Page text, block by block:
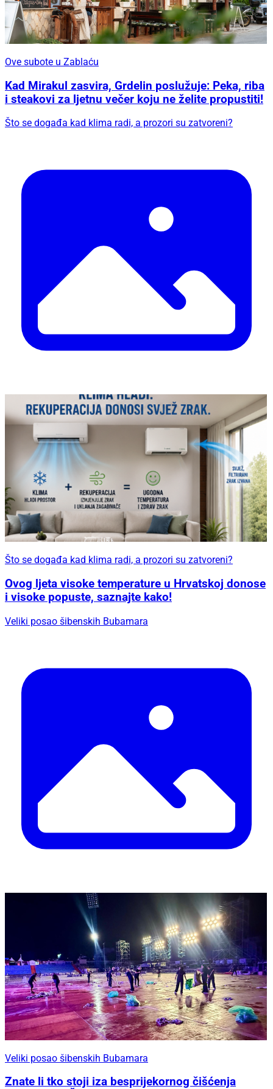
Ove subote u Zablaću
Kad Mirakul zasvira, Grdelin poslužuje: Peka, riba
i steakovi za ljetnu večer koju ne želite propustiti!
Što se događa kad klima radi, a prozori su zatvoreni?
Što se događa kad klima radi, a prozori su zatvoreni?
Ovog ljeta visoke temperature u Hrvatskoj donose
i visoke popuste, saznajte kako!
Veliki posao šibenskih Bubamara
Veliki posao šibenskih Bubamara
Znate li tko stoji iza besprijekornog čišćenja